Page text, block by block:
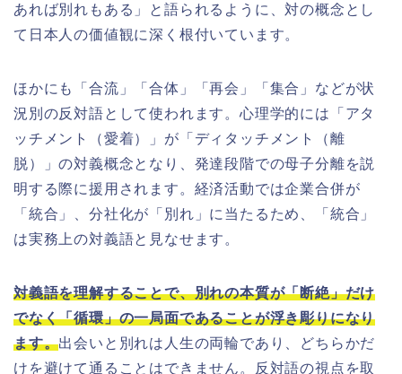
あれば別れもある」と語られるように、対の概念とし
て日本人の価値観に深く根付いています。
ほかにも「合流」「合体」「再会」「集合」などが状
況別の反対語として使われます。心理学的には「アタ
ッチメント（愛着）」が「ディタッチメント（離
脱）」の対義概念となり、発達段階での母子分離を説
明する際に援用されます。経済活動では企業合併が
「統合」、分社化が「別れ」に当たるため、「統合」
は実務上の対義語と見なせます。
対義語を理解することで、別れの本質が「断絶」だけ
でなく「循環」の一局面であることが浮き彫りになり
ます。出会いと別れは人生の両輪であり、どちらかだ
けを避けて通ることはできません。反対語の視点を取